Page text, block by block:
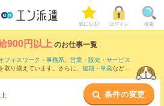
気になる! ログイン 検索
900円以上のお仕事一覧
フィスワーク・事務系、 営業・販売・サービス
取り揃えています。さらに、 短期 ・ 単発などの
こちら
以上の求人のみを掲載しています。
条件の変更